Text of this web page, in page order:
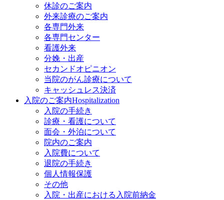
休診のご案内
外来診療のご案内
各専門外来
各専門センター
看護外来
分娩・出産
セカンドオピニオン
当院のがん診療について
キャッシュレス決済
入院のご案内Hospitalization
入院の手続き
診療・看護について
面会・外泊について
院内のご案内
入院費について
退院の手続き
個人情報保護
その他
入院・出産における入院前納金